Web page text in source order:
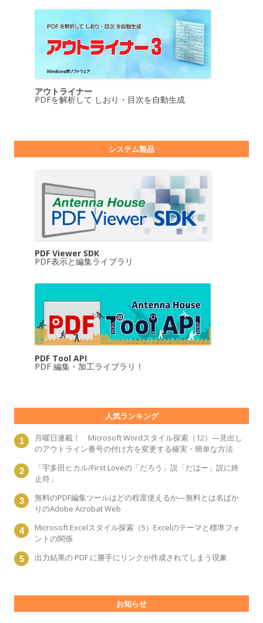
アウトライナー
PDFを解析して しおり・目次を自動生成
システム製品
PDF Viewer SDK
PDF表示と編集ライブラリ
PDF Tool API
PDF 編集・加工ライブラリ！
人気ランキング
月曜日連載！ Microsoft Wordスタイル探索（12）―見出し
のアウトライン番号の付け方を変更する確実・簡単な方法
「宇多田ヒカル/First Loveの「だろう」説「だはー」説に終
止符」
無料のPDF編集ツールはどの程度使えるか―無料とは名ばか
りのAdobe Acrobat Web
Microsoft Excelスタイル探索（5）Excelのテーマと標準フォ
ントの関係
出力結果の PDF に勝手にリンクが作成されてしまう現象
お知らせ